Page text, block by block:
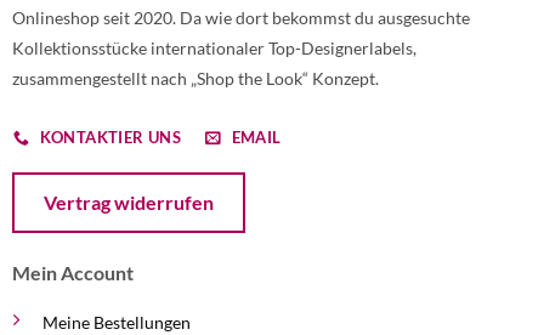
Onlineshop seit 2020. Da wie dort bekommst du ausgesuchte
Kollektionsstücke internationaler Top-Designerlabels,
zusammengestellt nach „Shop the Look“ Konzept.
KONTAKTIER UNS EMAIL
Vertrag widerrufen
Mein Account
Meine Bestellungen